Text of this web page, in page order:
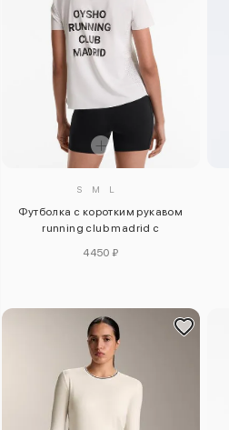
S M L
Футболка с коротким рукавом
running club madrid с
4450 ₽